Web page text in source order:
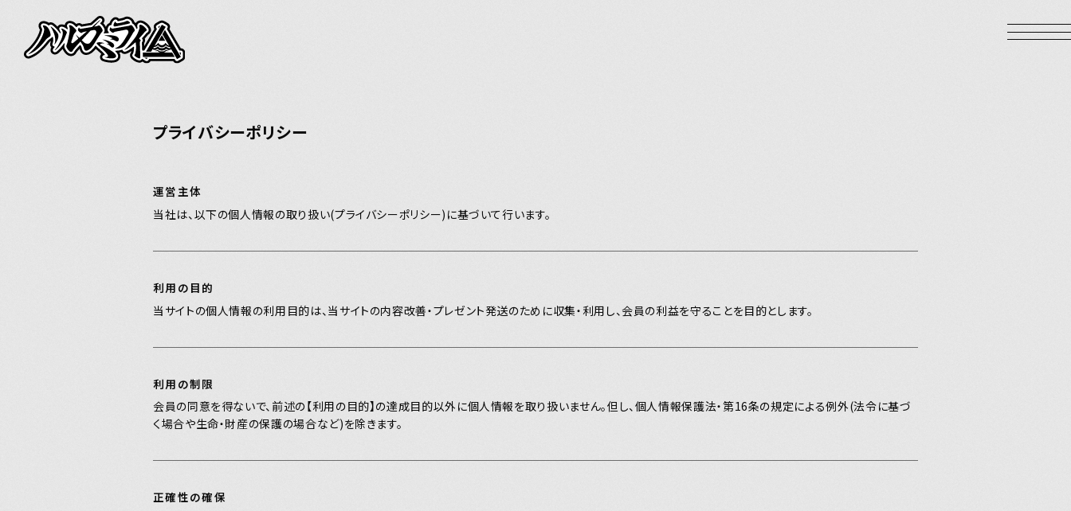
NEWS
BIOGRAPHY
DISCOGRAPHY
VIDEO
GOODS
HOME
JOIN LOGIN
MEMBERS’ NEWS
PICTURE
プライバシーポリシー
運営主体
当社は、以下の個人情報の取り扱い(プライバシーポリシー)に基づいて行います。
利用の目的
当サイトの個人情報の利用目的は、当サイトの内容改善・プレゼント発送のために収集・利用し、会員の利益を守ることを目的とします。
利用の制限
会員の同意を得ないで、前述の【利用の目的】の達成目的以外に個人情報を取り扱いません。但し、個人情報保護法・第16条の規定による例外(法令に基づ
く場合や生命・財産の保護の場合など)を除きます。
正確性の確保